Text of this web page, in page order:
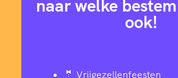
naar welke
ook!
🤵 Vrijgezellenfeesten